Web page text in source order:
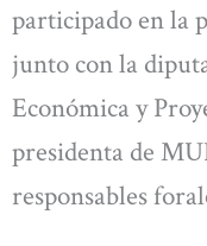
participado en la
junto con la
Económica y
presidenta de
responsables